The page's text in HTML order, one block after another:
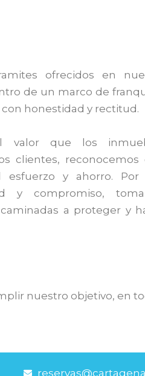
ofrecidos en
de un marco de
honestidad y rectitud.
valor que los
clientes, reconocemos
esfuerzo y ahorro. Por
y compromiso,
a proteger y
nuestro objetivo, en